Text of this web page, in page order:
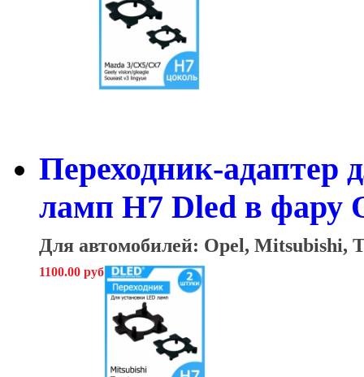
Переходник-адаптер
ламп H7 Dled в фару
Для автомобилей: Opel, Mitsubishi,
1100.00 руб